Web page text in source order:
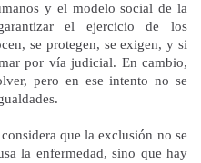
y el modelo social de la
el ejercicio de los
se protegen, se exigen, y si
por vía judicial. En cambio,
pero en ese intento no se
que la exclusión no se
la enfermedad, sino que hay